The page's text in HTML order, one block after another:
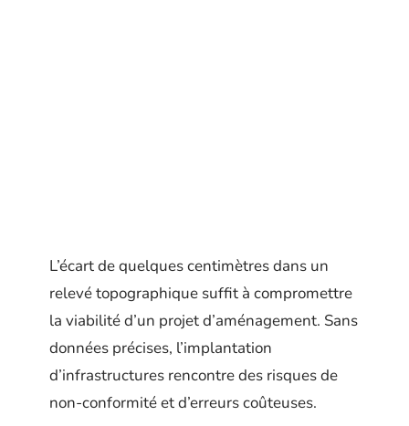
L’écart de quelques centimètres dans un
relevé topographique suffit à compromettre
la viabilité d’un projet d’aménagement. Sans
données précises, l’implantation
d’infrastructures rencontre des risques de
non-conformité et d’erreurs coûteuses.